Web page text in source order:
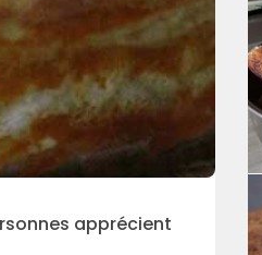
apprécient